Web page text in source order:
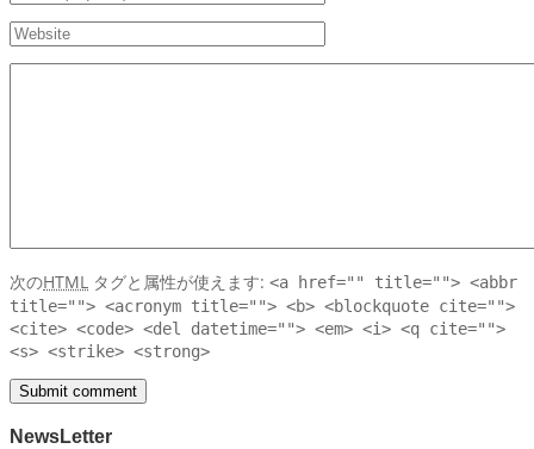
次のHTML タグと属性が使えます: <a href="" title=""> <abbr
title=""> <acronym title=""> <b> <blockquote cite="">
<cite> <code> <del datetime=""> <em> <i> <q cite="">
<s> <strike> <strong>
NewsLetter